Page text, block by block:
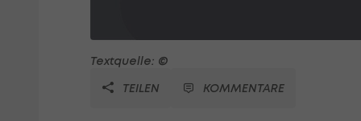
Textquelle: ©
TEILEN
KOMMENTARE